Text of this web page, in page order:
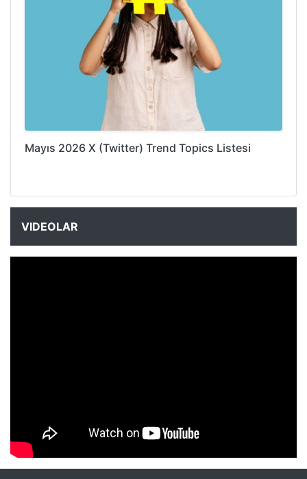
Mayıs 2026 X (Twitter) Trend Topics Listesi
VIDEOLAR
NYXmag 2. Yaş Kutlama Etkinliği